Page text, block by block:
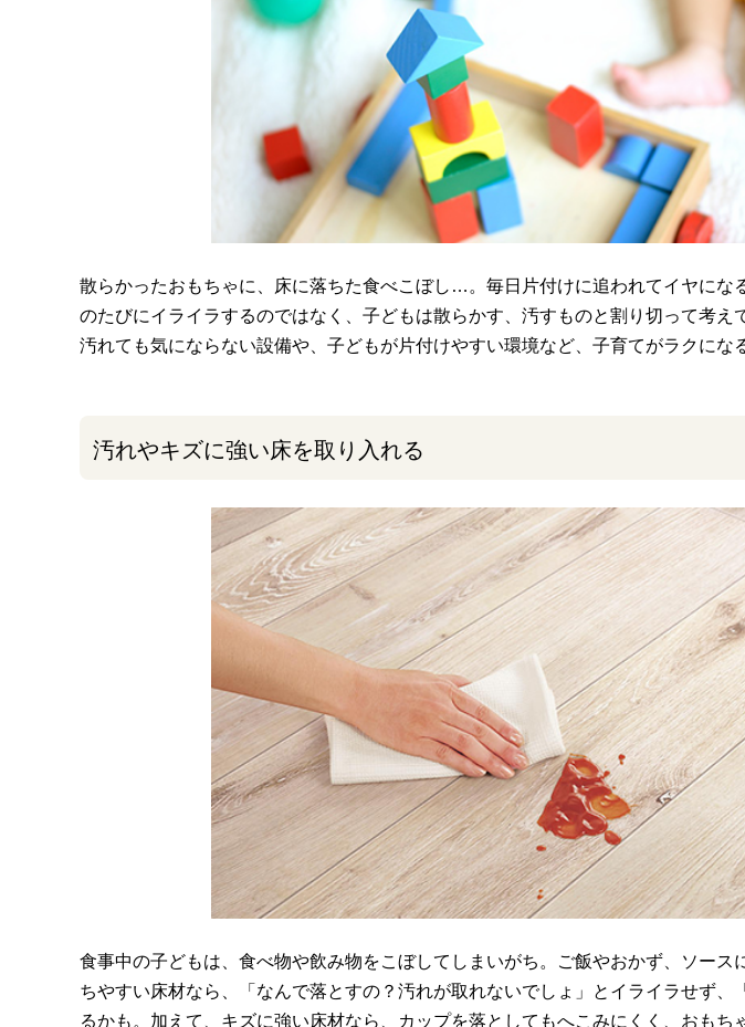
散らかったおもちゃに、床に落ちた食べこぼし…。毎日片付けに追われてイヤにな
のたびにイライラするのではなく、子どもは散らかす、汚すものと割り切って考え
汚れても気にならない設備や、子どもが片付けやすい環境など、子育てがラクにな
汚れやキズに強い床を取り入れる
食事中の子どもは、食べ物や飲み物をこぼしてしまいがち。ご飯やおかず、ソー
ちやすい床材なら、「なんで落とすの？汚れが取れないでしょ」とイライラせず、
るかも。加えて、キズに強い床材なら、カップを落としてもへこみにくく、おもち